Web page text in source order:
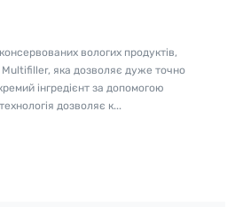
вологих продуктів,
яка дозволяє дуже точно
інгредієнт за допомогою
дозволяє к...